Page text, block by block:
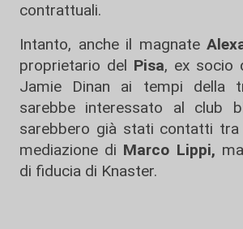
contrattuali.
Intanto, anche il magnate
proprietario del Pisa, ex socio
Jamie Dinan ai tempi della
sarebbe interessato al club
sarebbero già stati contatti
mediazione di Marco Lippi,
di fiducia di Knaster.